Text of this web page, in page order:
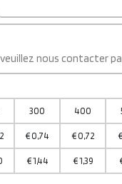
veuillez nous contacter
300 400
€0,74 €0,72 €
€1,44 €1,39